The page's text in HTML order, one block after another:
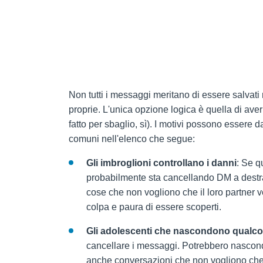
Non tutti i messaggi meritano di essere
proprie. L'unica opzione logica è quella di
fatto per sbaglio, sì). I motivi possono essere
comuni nell'elenco che segue:
Gli imbroglioni controllano i danni: Se
probabilmente sta cancellando DM a
cose che non vogliono che il loro partner
colpa e paura di essere scoperti.
Gli adolescenti che nascondono
cancellare i messaggi. Potrebbero
anche conversazioni che non vogliono